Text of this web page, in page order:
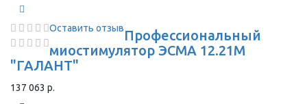
Оставить отзывПрофессиональный
миостимулятор ЭСМА 12.21М
"ГАЛАНТ"
137 063 р.